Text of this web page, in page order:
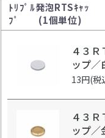
ﾄﾘﾌﾟﾙ発泡RTSｷｬｯ
ﾌﾟ (1個単位)
４３Ｒ
ップ
13円(税
４３Ｒ
ップ